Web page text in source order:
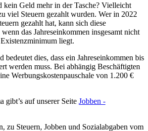
kein Geld mehr in der Tasche? Vielleicht
viel Steuern gezahlt wurden. Wer in 2022
gezahlt hat, kann sich diese
das Jahreseinkommen insgesamt nicht
liegt.
dies, dass ein Jahreseinkommen bis
werden muss. Bei abhängig Beschäftigten
Werbungskostenpauschale von 1.200 €
gibt’s auf unserer Seite Jobben -
zu Steuern, Jobben und Sozialabgaben vom